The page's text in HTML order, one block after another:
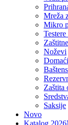
Mreža
Mikro
Noževi
Zaštita
Saksije
Novo